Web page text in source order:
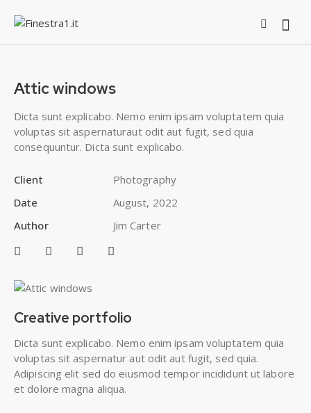
Attic windows
Dicta sunt explicabo. Nemo enim ipsam voluptatem quia
voluptas sit aspernaturaut odit aut fugit, sed quia
consequuntur. Dicta sunt explicabo.
Client
Photography
Date
August, 2022
Author
Jim Carter
Creative portfolio
Dicta sunt explicabo. Nemo enim ipsam voluptatem quia
voluptas sit aspernatur aut odit aut fugit, sed quia.
Adipiscing elit sed do eiusmod tempor incididunt ut labore
et dolore magna aliqua.